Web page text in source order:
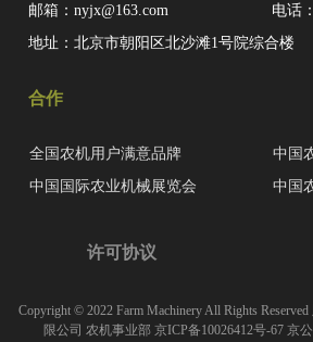
邮箱：nyjx@163.com
电话
地址：北京市朝阳区北沙滩1号院综合楼
合作
全国农机用户满意品牌
中国
中国国际农业机械展览会
中国
许可协议
Copyright © 2022 Farm Machinery All Rights
限公司 农机事业部 京ICP备10026412号-67 京